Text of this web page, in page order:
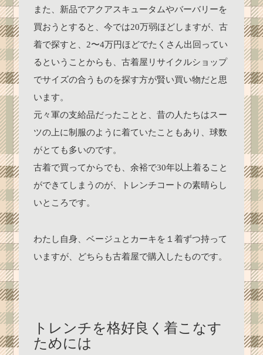
また、新品でアクアスキュータムやバーバリーを
買おうとすると、今では20万弱ほどしますが、古
着で探すと、2〜4万円ほどでたくさん出回ってい
るということからも、古着屋リサイクルショップ
でサイズの合うものを探す方が賢い買い物だと思
います。
元々軍の支給品だったことと、昔の人たちはスー
ツの上に制服のように着ていたこともあり、球数
がとても多いのです。
古着で買ってからでも、余裕で30年以上着ること
ができてしまうのが、トレンチコートの素晴らし
いところです。
わたし自身、ベージュとカーキを１着ずつ持って
いますが、どちらも古着屋で購入したものです。
トレンチを格好良く着こなす
ためには